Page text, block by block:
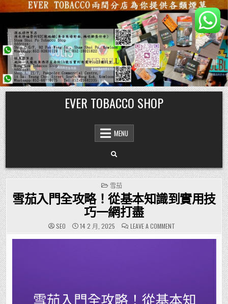
Skip
to
content
EVER TOBACCO SHOP
MENU
POSTED
IN
雪茄
雪茄入門全攻略！從基本知識到實用技
巧一網打盡
SEO 14 2 月, 2025 LEAVE A COMMENTON
雪
茄
知
識